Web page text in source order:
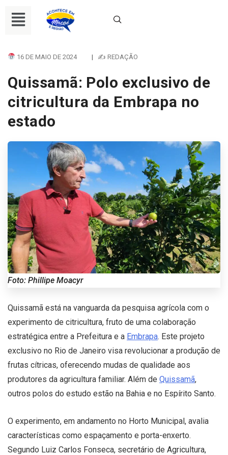
16 DE MAIO DE 2024 | ✍ REDAÇÃO
Quissamã: Polo exclusivo de
citricultura da Embrapa no
estado
Foto: Phillipe Moacyr
Quissamã está na vanguarda da pesquisa agrícola com o
experimento de citricultura, fruto de uma colaboração
estratégica entre a Prefeitura e a Embrapa. Este projeto
exclusivo no Rio de Janeiro visa revolucionar a produção de
frutas cítricas, oferecendo mudas de qualidade aos
produtores da agricultura familiar. Além de Quissamã,
outros polos do estudo estão na Bahia e no Espírito Santo.
O experimento, em andamento no Horto Municipal, avalia
características como espaçamento e porta-enxerto.
Segundo Luiz Carlos Fonseca, secretário de Agricultura,